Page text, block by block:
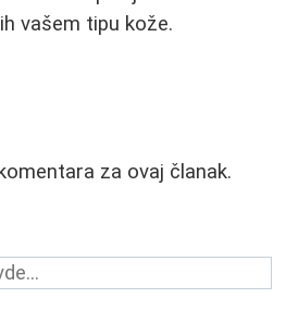
vašem tipu kože.
za ovaj članak.